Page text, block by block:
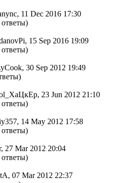
11 Dec 2016 17:30
15 Sep 2016 19:09
30 Sep 2012 19:49
23 Jun 2012 21:10
14 May 2012 17:58
27 Mar 2012 20:04
07 Mar 2012 22:37